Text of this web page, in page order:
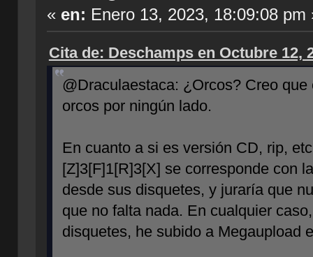
« en: Enero 13, 2023, 18:09:08 pm
Cita de: Deschamps en Octubre 12,
@Draculaestaca: ¿Orcos? Creo
orcos por ningún lado.
En cuanto a si es versión CD, rip,
[Z]3[F]1[R]3[X] se corresponde con
desde sus disquetes, y juraría que
que no falta nada. En cualquier
disquetes, he subido a Megaupload